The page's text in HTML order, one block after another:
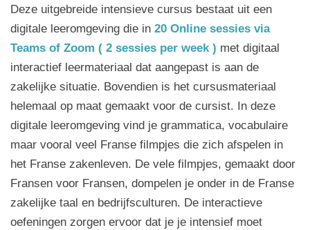
Deze uitgebreide intensieve cursus bestaat uit een
digitale leeromgeving die in 20 Online sessies via
Teams of Zoom ( 2 sessies per week ) met digitaal
interactief leermateriaal dat aangepast is aan de
zakelijke situatie. Bovendien is het cursusmateriaal
helemaal op maat gemaakt voor de cursist. In deze
digitale leeromgeving vind je grammatica, vocabulaire
maar vooral veel Franse filmpjes die zich afspelen in
het Franse zakenleven. De vele filmpjes, gemaakt door
Fransen voor Fransen, dompelen je onder in de Franse
zakelijke taal en bedrijfsculturen. De interactieve
oefeningen zorgen ervoor dat je je intensief moet